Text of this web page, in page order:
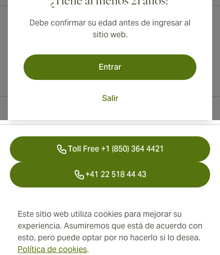
Este sitio web utiliza cookies para mejorar su
experiencia. Asumiremos que está de acuerdo con
esto, pero puede optar por no hacerlo si lo desea.
Política de cookies.
Debe confirmar su edad antes de ingresar al
sitio web.
Entrar
Salir
Información
Toll Free +1 (850) 364 4421
+41 22 518 44 43